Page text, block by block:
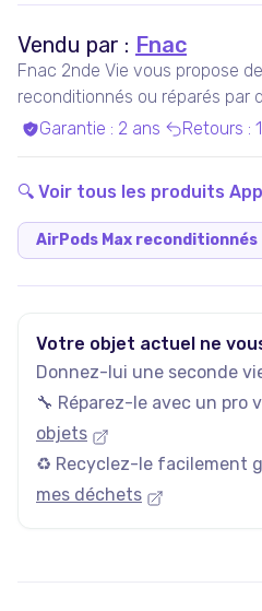
Vendu par : Fnac
Fnac 2nde Vie vous propose
reconditionnés ou réparés par
prix.Garantie : 2 ans Retours :
🔍 Voir tous les produits
AirPods Max reconditionnés
Votre objet actuel ne
Donnez-lui une seconde
🔧 Réparez-le avec un pro
objets
♻️ Recyclez-le facilement
mes déchets